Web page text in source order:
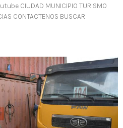
CIUDAD MUNICIPIO TURISMO
CONTACTENOS BUSCAR